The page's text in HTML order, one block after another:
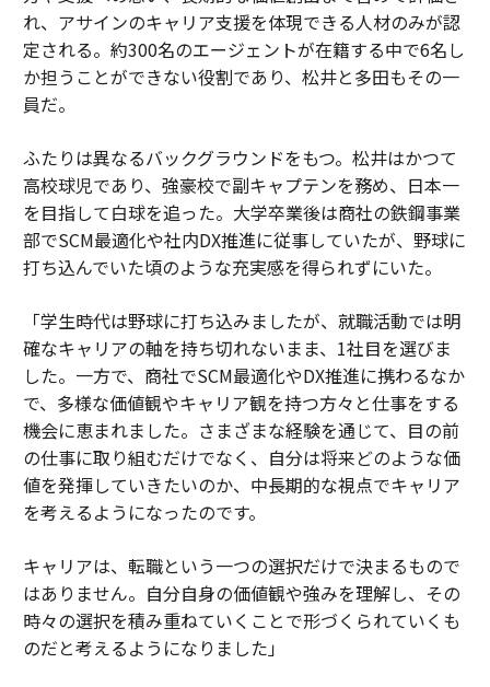
れ、アサインのキャリア支援を体現できる人材のみが認
定される。約300名のエージェントが在籍する中で6名し
か担うことができない役割であり、松井と多田もその一
員だ。
ふたりは異なるバックグラウンドをもつ。松井はかつて
高校球児であり、強豪校で副キャプテンを務め、日本一
を目指して白球を追った。大学卒業後は商社の鉄鋼事業
部でSCM最適化や社内DX推進に従事していたが、野球に
打ち込んでいた頃のような充実感を得られずにいた。
「学生時代は野球に打ち込みましたが、就職活動では明
確なキャリアの軸を持ち切れないまま、1社目を選びま
した。一方で、商社でSCM最適化やDX推進に携わるなか
で、多様な価値観やキャリア観を持つ方々と仕事をする
機会に恵まれました。さまざまな経験を通じて、目の前
の仕事に取り組むだけでなく、自分は将来どのような価
値を発揮していきたいのか、中長期的な視点でキャリア
を考えるようになったのです。
キャリアは、転職という一つの選択だけで決まるもので
はありません。自分自身の価値観や強みを理解し、その
時々の選択を積み重ねていくことで形づくられていくも
のだと考えるようになりました」